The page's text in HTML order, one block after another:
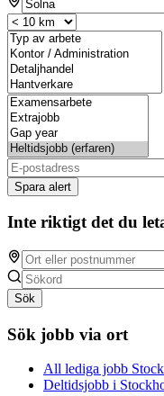
Spara alert
Inte riktigt det du
Sök
Sök jobb via ort
All lediga jobb
Deltidsjobb i